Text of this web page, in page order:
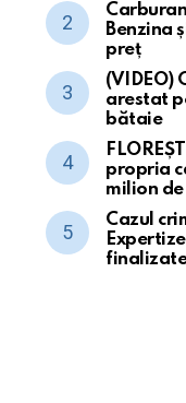
Benzina
preț
(VIDEO)
arestat
bătaie
propria
milion
Cazul